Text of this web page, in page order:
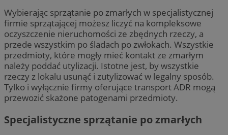
Wybierając sprzątanie po zmarłych w specjalistycznej
firmie sprzątającej możesz liczyć na kompleksowe
oczyszczenie nieruchomości ze zbędnych rzeczy, a
przede wszystkim po śladach po zwłokach. Wszystkie
przedmioty, które mogły mieć kontakt ze zmarłym
należy poddać utylizacji. Istotne jest, by wszystkie
rzeczy z lokalu usunąć i zutylizować w legalny sposób.
Tylko i wyłącznie firmy oferujące transport ADR mogą
przewozić skażone patogenami przedmioty.
Specjalistyczne sprzątanie po zmarłych